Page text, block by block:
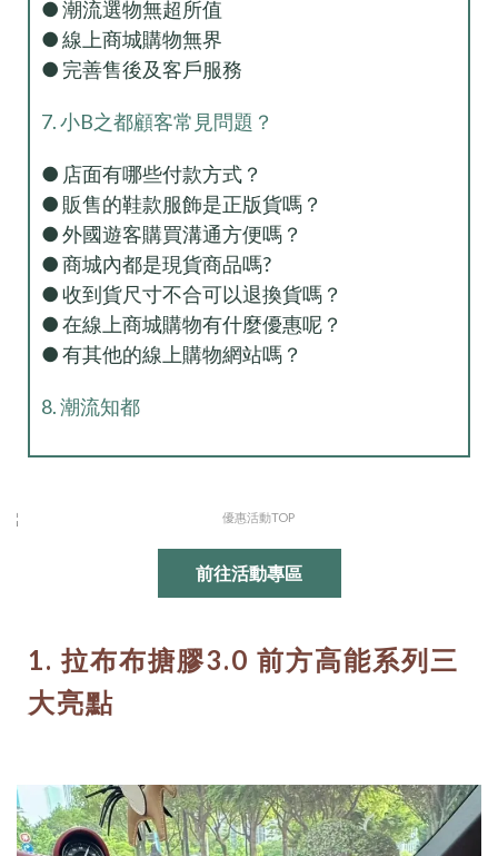
● 潮流選物無超所值
● 線上商城購物無界
● 完善售後及客戶服務
7. 小B之都顧客常見問題？
● 店面有哪些付款方式？
● 販售的鞋款服飾是正版貨嗎？
● 外國遊客購買溝通方便嗎？
● 商城內都是現貨商品嗎?
● 收到貨尺寸不合可以退換貨嗎？
● 在線上商城購物有什麼優惠呢？
● 有其他的線上購物網站嗎？
8. 潮流知都
前往活動專區
1. 拉布布搪膠3.0 前方高能系列三
大亮點